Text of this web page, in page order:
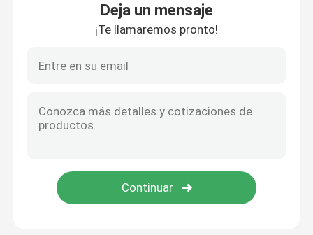
Monel aleación 400
Deja un mensaje
¡Te llamaremos pronto!